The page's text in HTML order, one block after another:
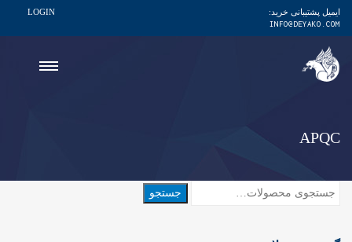
ایمیل پشتیبانی خرید:
INFO@DEYAKO.COM
LOGIN
APQC
جستجو